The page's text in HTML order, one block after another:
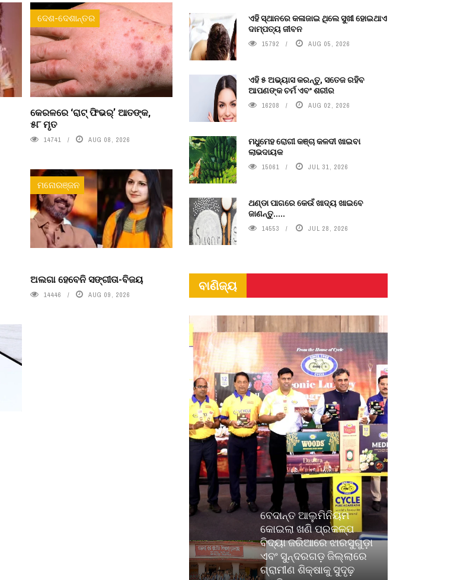
ଦେଶ-ଦେଶାନ୍ତର
କେରଳରେ ‘ରାଟ୍ ଫିଭର୍’ ଆତଙ୍କ,
୫୮ ମୃତ
14741 AUG 08, 2026
ମନୋରଞ୍ଜନ
ଅଲଗା ହେବେନି ସଙ୍ଗୀତା-ବିଜୟ
14446 AUG 09, 2026
ଏହି ସ୍ଥାନରେ କଳାଜାଇ ଥିଲେ ସୁଖୀ ହୋଇଥାଏ
ଦାମ୍ପତ୍ୟ ଜୀବନ
15792 AUG 05, 2026
ଏହି ୫ ଅଭ୍ୟାସ କରନ୍ତୁ, ସତେଜ ରହିବ
ଆପଣଙ୍କ ଚର୍ମ ଏବଂ ଶରୀର
16208 AUG 02, 2026
ମଧୁମେହ ରୋଗୀ କଞ୍ଚା କଳଦୀ ଖାଇବା
ଲାଭଦାୟକ
15061 JUL 31, 2026
ଥଣ୍ଡା ପାଗରେ କେଉଁ ଖାଦ୍ୟ ଖାଇବେ
ଜାଣନ୍ତୁ.....
14553 JUL 28, 2026
ବାଣିଜ୍ୟ
ବେଦାନ୍ତ ଆଲୁମିନିୟମ
କୋଇଲା ଖଣି ପ୍ରକଳ୍ପ
ବିଦ୍ୟା ଜରିଆରେ ଝାରସୁଗୁଡ଼ା
ଏବଂ ସୁନ୍ଦରଗଡ଼ ଜିଲ୍ଲାରେ
ଗ୍ରାମୀଣ ଶିକ୍ଷାକୁ ସୁଦୃଢ଼